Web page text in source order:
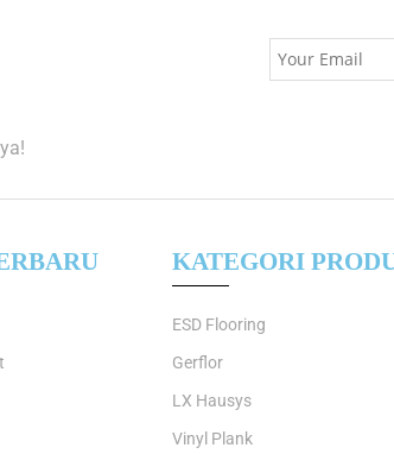
KATEGORI
ESD Flooring
Gerflor
LX Hausys
Vinyl Plank